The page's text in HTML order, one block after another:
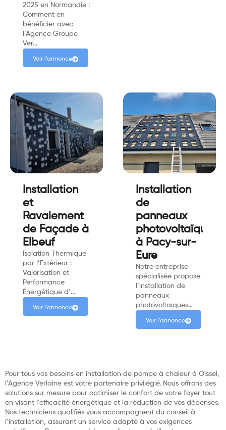
2025 en Normandie :
Comment en
bénéficier avec
l’Agence Groupe
Ver…
Voir l'annonce
Installation
et
Ravalement
de Façade à
Elbeuf
Isolation Thermique
par l’Extérieur :
Valorisation et
Performance
Énergétique d’…
Voir l'annonce
Installation
de
panneaux
photovoltaïques
à Pacy-sur-
Eure
Notre entreprise
spécialisée propose
l’installation de
panneaux
photovoltaïques…
Voir l'annonce
Pour tous vos besoins en installation de pompe à chaleur à Oissel,
l’Agence Verlaine est votre partenaire privilégié. Nous offrons des
solutions sur mesure pour optimiser le confort de votre foyer tout
en visant l’efficacité énergétique et la réduction de vos dépenses.
Nos techniciens qualifiés vous accompagnent du conseil à
l’installation, assurant un service adapté à vos exigences